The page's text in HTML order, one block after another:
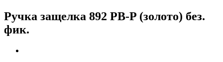
Ручка защелка 892 PB-P (золото) без.
фик.